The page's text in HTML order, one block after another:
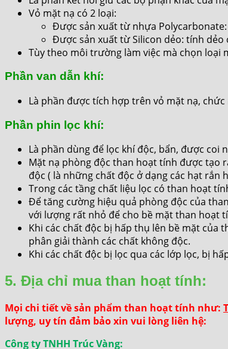
Vỏ mặt nạ có 2 loại:
Được sản xuất từ nhựa
Được sản xuất từ Silicon dẻo: tính
Tùy theo môi trường làm việc mà chọn loại
Phần van dẫn khí:
Là phần được tích hợp trên vỏ mặt nạ,
Phần phin lọc khí:
Là phần dùng để lọc khí độc, bẩn, được
Mặt nạ phòng độc than hoạt tính được tạo
độc ( là những chất độc ở dạng các hạt rắn
Trong các tầng chất liệu lọc có than hoạt
Để tăng cường hiệu quả phòng độc của
với lượng rất nhỏ để cho bề mặt than hoạt
Khi các chất độc bị hấp thụ lên bề mặt của
phân giải thành các chất không độc.
Khi các chất độc bị lọc qua các lớp lọc, bị
5. Địa chỉ mua than hoạt tính:
Mọi chi tiết về sản phẩm than hoạt tính như:
lượng, uy tín đảm bảo xin vui lòng liên hệ:
Công ty TNHH Trúc Vàng: